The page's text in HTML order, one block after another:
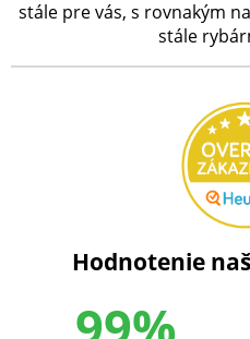
stále pre vás, s rovnakým
stále
Hodnotenie